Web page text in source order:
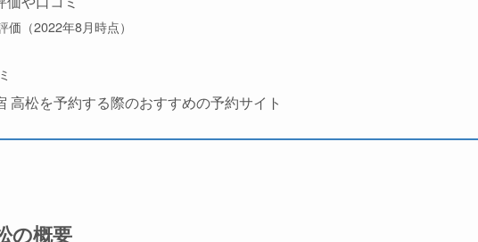
価（2022年8月時点）
高松を予約する際のおすすめの予約サイト
の概要